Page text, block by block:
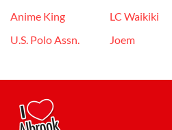
Anime King
U.S. Polo Assn.
LC Waikiki
Joem